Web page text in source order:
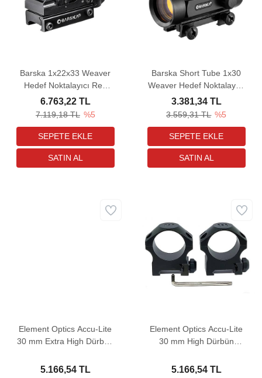
Barska 1x22x33 Weaver
Hedef Noktalayıcı Red
Dot Sight (Red & Green)
7.119,18 TL %5
6.763,22 TL
Barska Short Tube 1x30
Weaver Hedef Noktalayıcı
Red Dot Sight
3.559,31 TL %5
3.381,34 TL
Element Optics Accu-Lite
30 mm Extra High Dürbün
5.166,54 TL
Element Optics Accu-Lite
30 mm High Dürbün
5.166,54 TL